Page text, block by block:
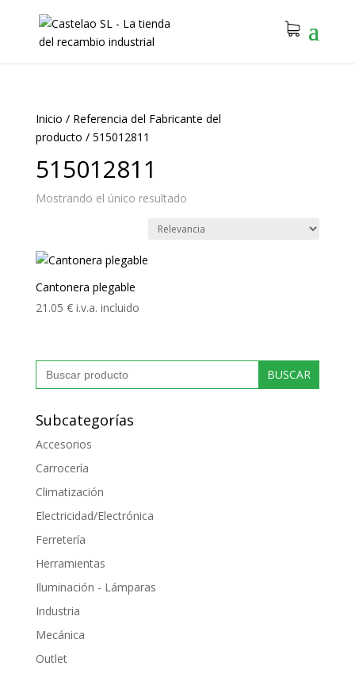
Inicio / Referencia del Fabricante del
producto / 515012811
515012811
Mostrando el único resultado
Cantonera plegable
21.05 € i.v.a. incluido
Buscar:
Subcategorías
Accesorios
Carrocería
Climatización
Electricidad/Electrónica
Ferretería
Herramientas
Iluminación - Lámparas
Industria
Mecánica
Outlet